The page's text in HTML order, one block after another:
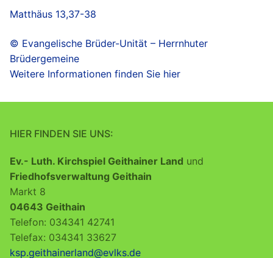
Matthäus 13,37-38
© Evangelische Brüder-Unität – Herrnhuter
Brüdergemeine
Weitere Informationen finden Sie hier
HIER FINDEN SIE UNS:
Ev.- Luth. Kirchspiel Geithainer Land und
Friedhofsverwaltung Geithain
Markt 8
04643 Geithain
Telefon: 034341 42741
Telefax: 034341 33627
ksp.geithainerland@evlks.de